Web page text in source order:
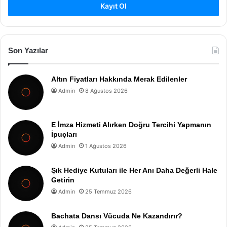
Kayıt Ol
Son Yazılar
Altın Fiyatları Hakkında Merak Edilenler
Admin 8 Ağustos 2026
E İmza Hizmeti Alırken Doğru Tercihi Yapmanın
İpuçları
Admin 1 Ağustos 2026
Şık Hediye Kutuları ile Her Anı Daha Değerli Hale
Getirin
Admin 25 Temmuz 2026
Bachata Dansı Vücuda Ne Kazandırır?